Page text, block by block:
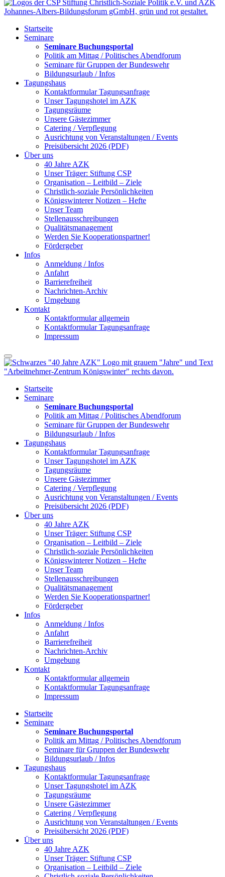
Startseite
Seminare
Seminare Buchungsportal
Politik am Mittag / Politisches Abendforum
Seminare für Gruppen der Bundeswehr
Bildungsurlaub / Infos
Tagungshaus
Kontaktformular Tagungsanfrage
Unser Tagungshotel im AZK
Tagungsräume
Unsere Gästezimmer
Catering / Verpflegung
Ausrichtung von Veranstaltungen / Events
Preisübersicht 2026 (PDF)
Über uns
40 Jahre AZK
Unser Träger: Stiftung CSP
Organisation – Leitbild – Ziele
Christlich-soziale Persönlichkeiten
Königswinterer Notizen – Hefte
Unser Team
Stellenausschreibungen
Qualitätsmanagement
Werden Sie Kooperationspartner!
Fördergeber
Infos
Anmeldung / Infos
Anfahrt
Barrierefreiheit
Nachrichten-Archiv
Umgebung
Kontakt
Kontaktformular allgemein
Kontaktformular Tagungsanfrage
Impressum
Startseite
Seminare
Seminare Buchungsportal
Politik am Mittag / Politisches Abendforum
Seminare für Gruppen der Bundeswehr
Bildungsurlaub / Infos
Tagungshaus
Kontaktformular Tagungsanfrage
Unser Tagungshotel im AZK
Tagungsräume
Unsere Gästezimmer
Catering / Verpflegung
Ausrichtung von Veranstaltungen / Events
Preisübersicht 2026 (PDF)
Über uns
40 Jahre AZK
Unser Träger: Stiftung CSP
Organisation – Leitbild – Ziele
Christlich-soziale Persönlichkeiten
Königswinterer Notizen – Hefte
Unser Team
Stellenausschreibungen
Qualitätsmanagement
Werden Sie Kooperationspartner!
Fördergeber
Infos
Anmeldung / Infos
Anfahrt
Barrierefreiheit
Nachrichten-Archiv
Umgebung
Kontakt
Kontaktformular allgemein
Kontaktformular Tagungsanfrage
Impressum
Startseite
Seminare
Seminare Buchungsportal
Politik am Mittag / Politisches Abendforum
Seminare für Gruppen der Bundeswehr
Bildungsurlaub / Infos
Tagungshaus
Kontaktformular Tagungsanfrage
Unser Tagungshotel im AZK
Tagungsräume
Unsere Gästezimmer
Catering / Verpflegung
Ausrichtung von Veranstaltungen / Events
Preisübersicht 2026 (PDF)
Über uns
40 Jahre AZK
Unser Träger: Stiftung CSP
Organisation – Leitbild – Ziele